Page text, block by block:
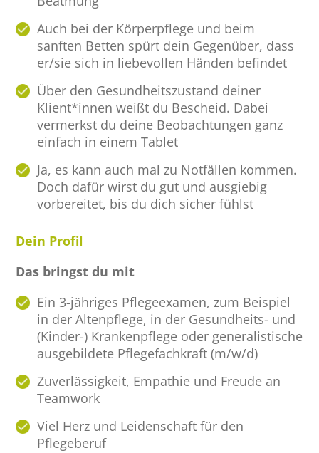
Auch bei der Körperpflege und beim
sanften Betten spürt dein Gegenüber, dass
er/sie sich in liebevollen Händen befindet
Über den Gesundheitszustand deiner
Klient*innen weißt du Bescheid. Dabei
vermerkst du deine Beobachtungen ganz
einfach in einem Tablet
Ja, es kann auch mal zu Notfällen kommen.
Doch dafür wirst du gut und ausgiebig
vorbereitet, bis du dich sicher fühlst
Dein Profil
Das bringst du mit
Ein 3-jähriges Pflegeexamen, zum Beispiel
in der Altenpflege, in der Gesundheits- und
(Kinder-) Krankenpflege oder generalistische
ausgebildete Pflegefachkraft (m/w/d)
Zuverlässigkeit, Empathie und Freude an
Teamwork
Viel Herz und Leidenschaft für den
Pflegeberuf